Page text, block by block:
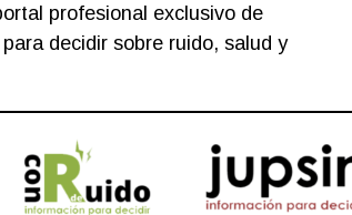
profesional exclusivo de
decidir sobre ruido, salud y